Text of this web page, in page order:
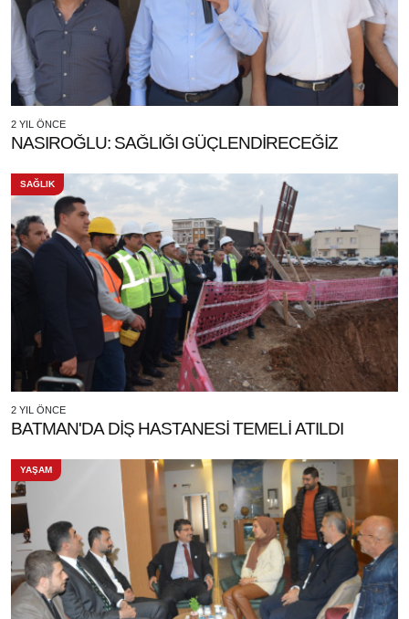
2 YIL ÖNCE
NASIROĞLU: SAĞLIĞI GÜÇLENDİRECEĞİZ
SAĞLIK
2 YIL ÖNCE
BATMAN'DA DİŞ HASTANESİ TEMELİ ATILDI
YAŞAM